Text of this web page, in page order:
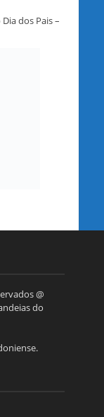
dos Pais –
@
do